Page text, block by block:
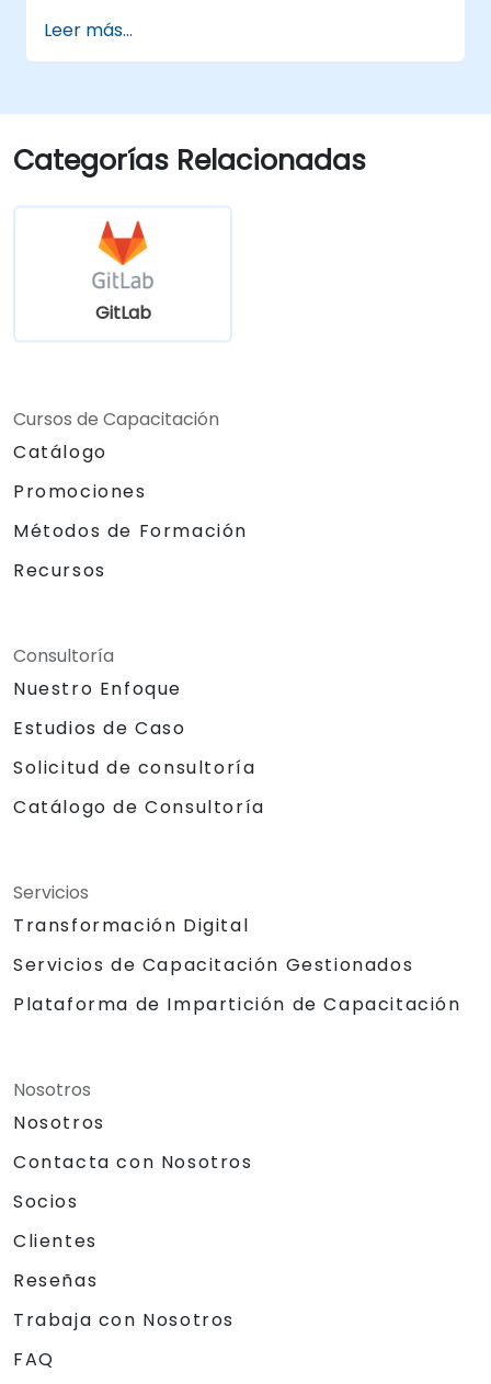
en la nube contenedorizado.
Leer más...
Categorías Relacionadas
GitLab
Cursos de Capacitación
Catálogo
Promociones
Métodos de Formación
Recursos
Consultoría
Nuestro Enfoque
Estudios de Caso
Solicitud de consultoría
Catálogo de Consultoría
Servicios
Transformación Digital
Servicios de Capacitación Gestionados
Plataforma de Impartición de Capacitación
Nosotros
Nosotros
Contacta con Nosotros
Socios
Clientes
Reseñas
Trabaja con Nosotros
FAQ